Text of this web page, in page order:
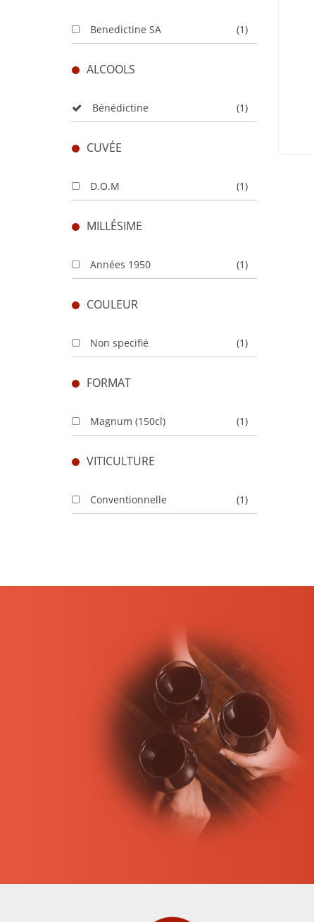
Benedictine SA (1)
ALCOOLS
Bénédictine (1)
CUVÉE
D.O.M (1)
MILLÉSIME
Années 1950 (1)
COULEUR
Non specifié (1)
FORMAT
Magnum (150cl) (1)
VITICULTURE
Conventionnelle (1)